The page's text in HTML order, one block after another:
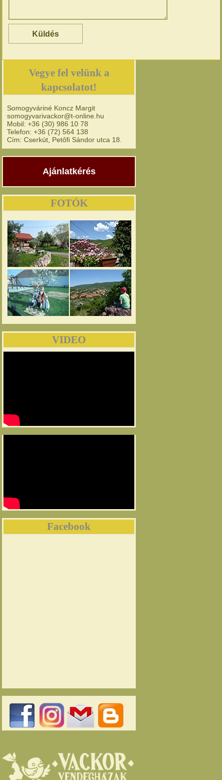
Vegye fel velünk a
kapcsolatot!
Somogyváriné Koncz Margit
somogyvarivackor@t-online.hu
Mobil: +36 (30) 986 10 78
Telefon: +36 (72) 564 138
Cím: Cserkút, Petőfi Sándor utca 18.
Ajánlatkérés
FOTÓK
VIDEO
Facebook